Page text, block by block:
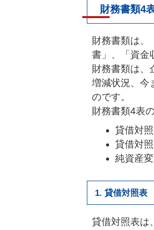
財務書類4
財務書類は、
書」、「資金
財務書類は、
増減状況、今
のです。
財務書類4表
貸借対
貸借対
純資産
1. 貸借対照表
貸借対照表は